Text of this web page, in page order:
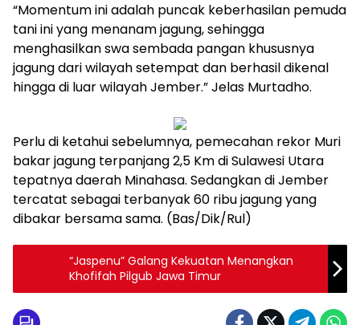
“Momentum ini adalah puncak keberhasilan pemuda
tani ini yang menanam jagung, sehingga
menghasilkan swa sembada pangan khususnya
jagung dari wilayah setempat dan berhasil dikenal
hingga di luar wilayah Jember.” Jelas Murtadho.
Perlu di ketahui sebelumnya, pemecahan rekor Muri
bakar jagung terpanjang 2,5 Km di Sulawesi Utara
tepatnya daerah Minahasa. Sedangkan di Jember
tercatat sebagai terbanyak 60 ribu jagung yang
dibakar bersama sama. (Bas/Dik/Rul)
“Jaspenu” Galang Kekuatan Menangkan
Khofifah Pilgub Jawa Timur